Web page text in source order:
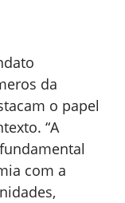
da
o papel
“A
com a